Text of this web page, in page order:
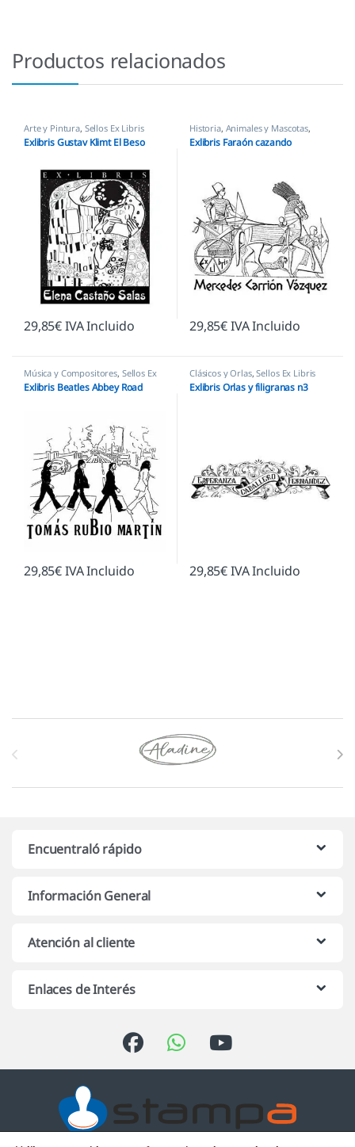
Productos relacionados
Arte y Pintura, Sellos Ex Libris
Exlibris Gustav Klimt El Beso
29,85€IVA Incluido
Historia, Animales y Mascotas,
Sellos Ex Libris
Exlibris Faraón cazando
29,85€IVA Incluido
Música y Compositores, Sellos Ex
Libris
Exlibris Beatles Abbey Road
29,85€IVA Incluido
Clásicos y Orlas,Sellos Ex Libris
Exlibris Orlas y filigranas n3
29,85€IVA Incluido
Marcas De Carrusel
Encuentraló rápido
Información General
Atención al cliente
Enlaces de Interés